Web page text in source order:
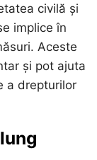
civilă și
implice în
Aceste
și pot ajuta
a drepturilor